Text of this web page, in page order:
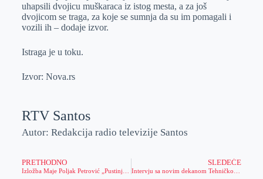
uhapsili dvojicu muškaraca iz istog mesta, a za još
dvojicom se traga, za koje se sumnja da su im pomagali i
vozili ih – dodaje izvor.
Istraga je u toku.
Izvor: Nova.rs
RTV Santos
Autor: Redakcija radio televizije Santos
PRETHODNO SLEDEĆE